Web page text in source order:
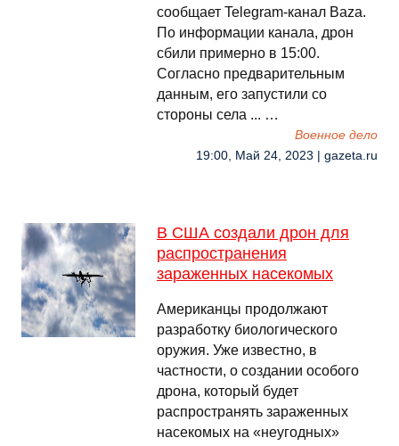
сообщает Telegram-канал Baza.
По информации канала, дрон
сбили примерно в 15:00.
Cогласно предварительным
данным, его запустили со
стороны села ... …
Военное дело
19:00, Май 24, 2023 | gazeta.ru
В США создали дрон для
распространения
зараженных насекомых
Американцы продолжают
разработку биологического
оружия. Уже известно, в
частности, о создании особого
дрона, который будет
распространять зараженных
насекомых на «неугодных»